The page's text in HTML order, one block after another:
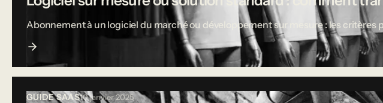
Abonnement à un logiciel du marché ou développement sur mesure : les critères
GUIDE SAAS10 janvier 2025